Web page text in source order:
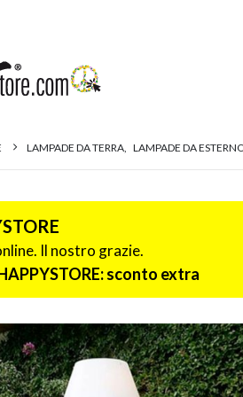
LAMPADE DA TERRA, LAMPADE DA
Il nostro grazie.
sconto extra